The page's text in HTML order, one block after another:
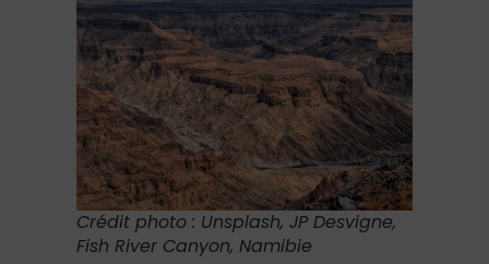
Crédit photo : Unsplash, JP Desvigne,
Fish River Canyon, Namibie